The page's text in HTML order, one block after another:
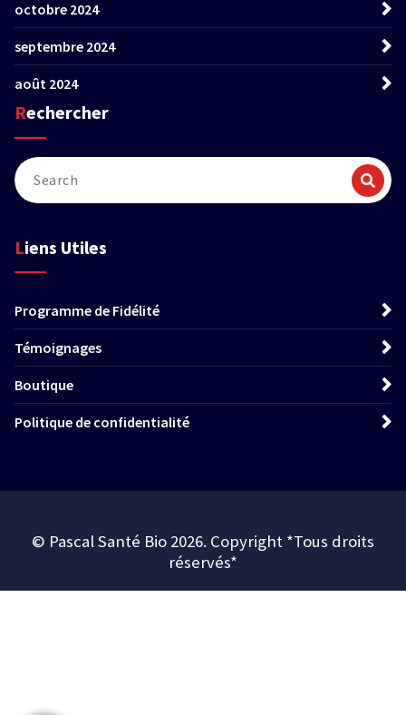
octobre 2024
septembre 2024
août 2024
Rechercher
Liens Utiles
Programme de Fidélité
Témoignages
Boutique
Politique de confidentialité
© Pascal Santé Bio 2026. Copyright *Tous droits
réservés*